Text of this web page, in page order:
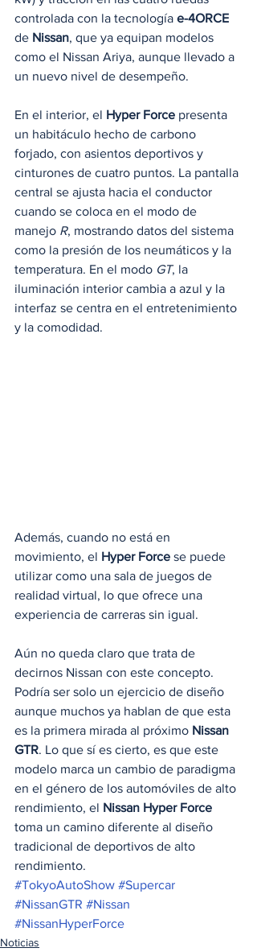
controlada con la tecnología e-4ORCE
de Nissan, que ya equipan modelos
como el Nissan Ariya, aunque llevado a
un nuevo nivel de desempeño.
En el interior, el Hyper Force presenta
un habitáculo hecho de carbono
forjado, con asientos deportivos y
cinturones de cuatro puntos. La pantalla
central se ajusta hacia el conductor
cuando se coloca en el modo de
manejo R, mostrando datos del sistema
como la presión de los neumáticos y la
temperatura. En el modo GT, la
iluminación interior cambia a azul y la
interfaz se centra en el entretenimiento
y la comodidad.
Además, cuando no está en
movimiento, el Hyper Force se puede
utilizar como una sala de juegos de
realidad virtual, lo que ofrece una
experiencia de carreras sin igual.
Aún no queda claro que trata de
decirnos Nissan con este concepto.
Podría ser solo un ejercicio de diseño
aunque muchos ya hablan de que esta
es la primera mirada al próximo Nissan
GTR. Lo que sí es cierto, es que este
modelo marca un cambio de paradigma
en el género de los automóviles de alto
rendimiento, el Nissan Hyper Force
toma un camino diferente al diseño
tradicional de deportivos de alto
rendimiento.
#TokyoAutoShow #Supercar
#NissanGTR #Nissan
#NissanHyperForce
Noticias